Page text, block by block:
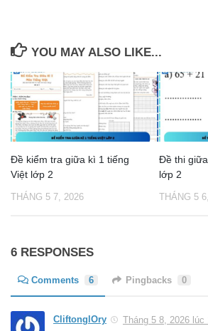
YOU MAY ALSO LIKE...
Đề kiểm tra giữa kì 1 tiếng
Việt lớp 2
THÁNG 5 7, 2026
Đề thi
lớp 2
THÁNG 5
6 RESPONSES
Comments 6 Pingbacks 0
CliftonglOry
Tháng 5 8, 2026 lúc